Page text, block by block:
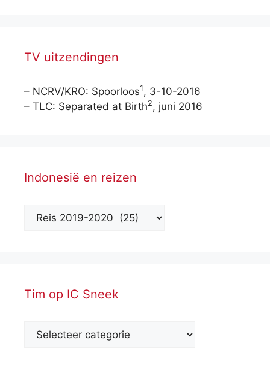
TV uitzendingen
– NCRV/KRO: Spoorloos1, 3-10-2016
– TLC: Separated at Birth2, juni 2016
Indonesië en reizen
Tim op IC Sneek